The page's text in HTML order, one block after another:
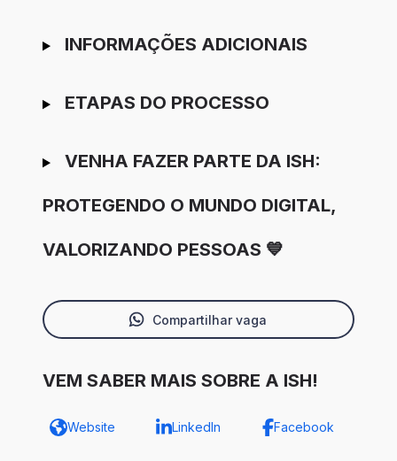
INFORMAÇÕES ADICIONAIS
ETAPAS DO PROCESSO
VENHA FAZER PARTE DA ISH:
PROTEGENDO O MUNDO DIGITAL,
VALORIZANDO PESSOAS 💙
Compartilhar vaga
VEM SABER MAIS SOBRE A ISH!
Website LinkedIn Facebook